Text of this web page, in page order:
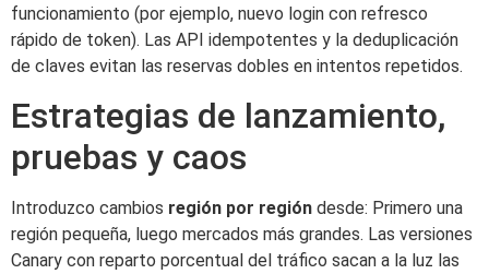
funcionamiento (por ejemplo, nuevo login con refresco
rápido de token). Las API idempotentes y la deduplicación
de claves evitan las reservas dobles en intentos repetidos.
Estrategias de lanzamiento,
pruebas y caos
Introduzco cambios región por región desde: Primero una
región pequeña, luego mercados más grandes. Las versiones
Canary con reparto porcentual del tráfico sacan a la luz las